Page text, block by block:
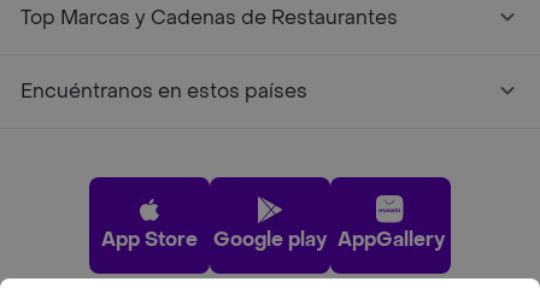
Top Marcas y Cadenas de Restaurantes
Encuéntranos en estos países
App Store Google play AppGallery